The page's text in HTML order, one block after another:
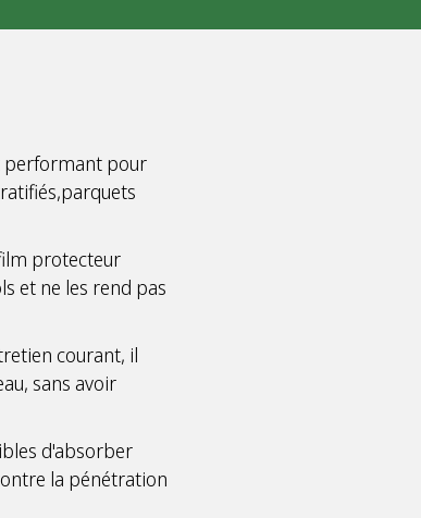
performant pour
protecteur
et ne les rend pas
courant, il
sans avoir
d'absorber
la pénétration